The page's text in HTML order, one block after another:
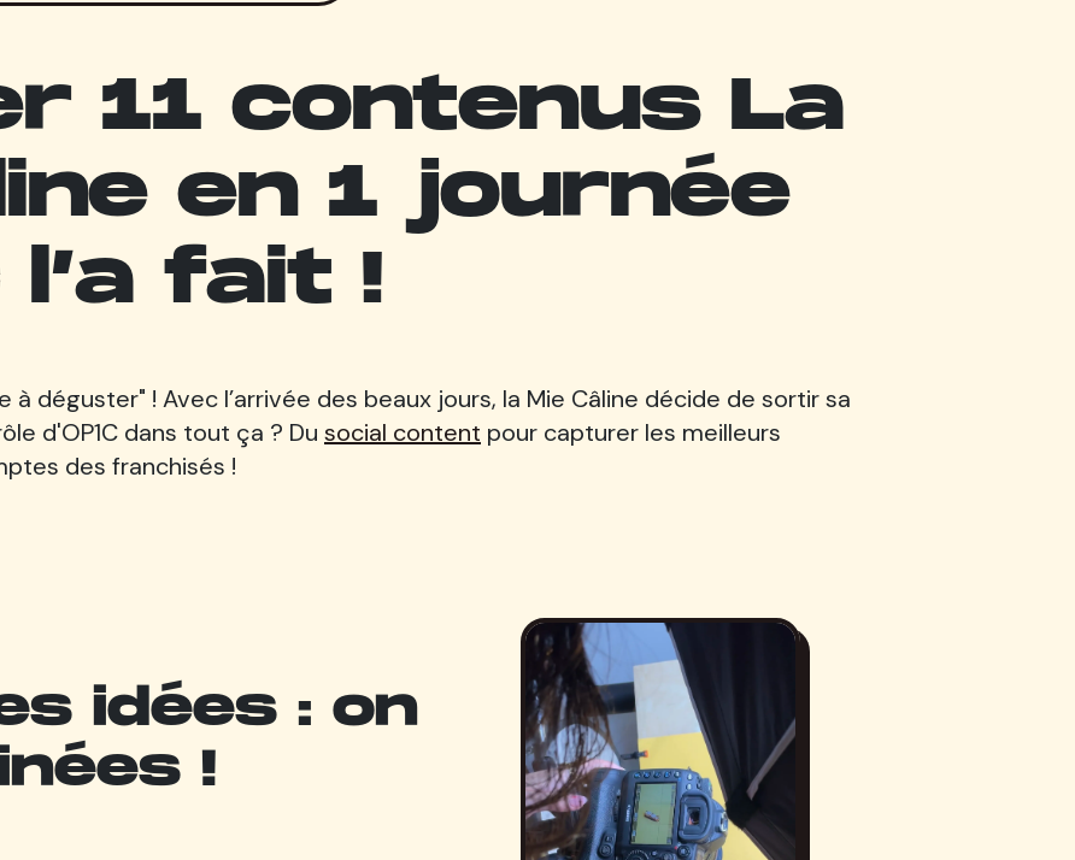
11 contenus La
en 1 journée
l’a fait !
à déguster" ! Avec l’arrivée des beaux jours, la Mie Câline décide de sortir sa
d'OP1C dans tout ça ? Du social content pour capturer les meilleurs
des franchisés !
idées : on
!